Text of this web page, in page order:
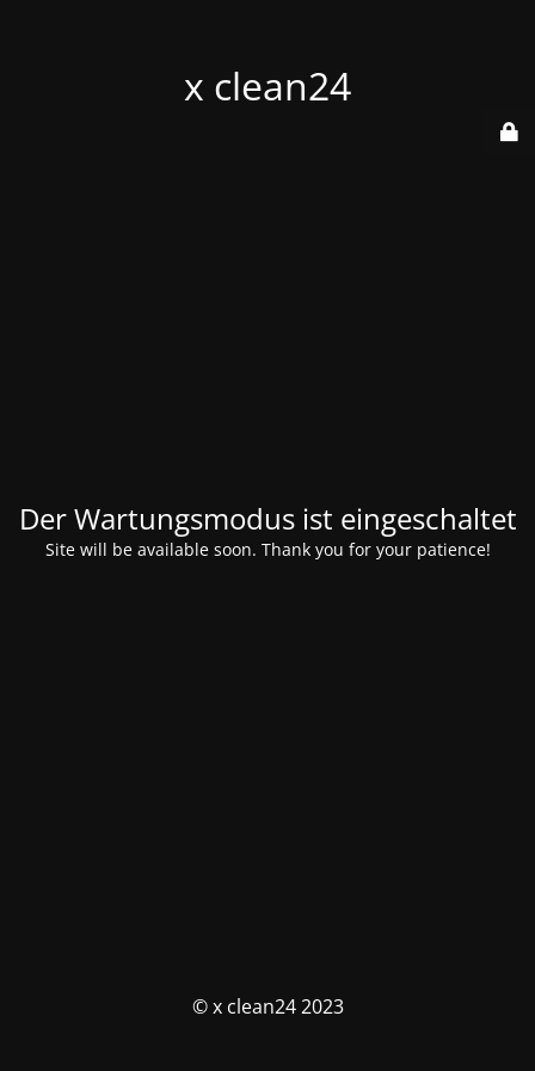
x clean24
Der Wartungsmodus ist eingeschaltet
Site will be available soon. Thank you for your patience!
© x clean24 2023